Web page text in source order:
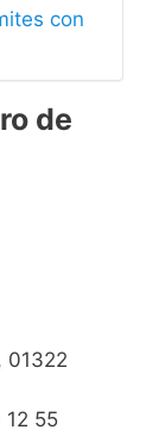
con
de
01322
55